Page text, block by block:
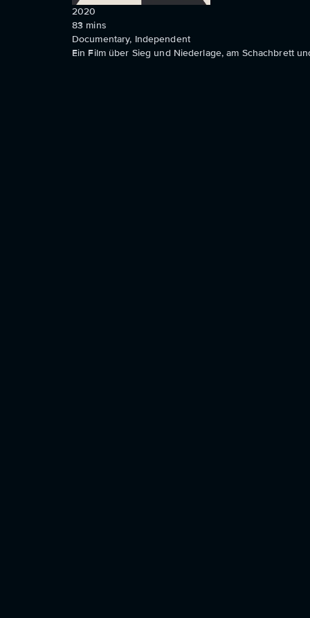
2020
83 mins
Documentary, Independent
Ein Film über Sieg und Niederlage, am Schachbrett